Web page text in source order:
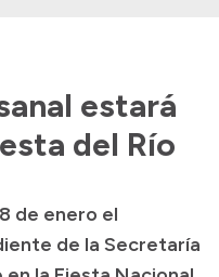
estará
del Río
de enero el
de la Secretaría